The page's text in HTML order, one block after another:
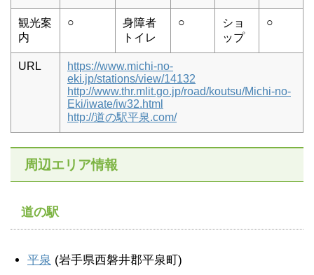
観光案
内
○
身障者
トイレ
○
ショ
ップ
○
URL
https://www.michi-no-
eki.jp/stations/view/14132
http://www.thr.mlit.go.jp/road/koutsu/Michi-no-
Eki/iwate/iw32.html
http://道の駅平泉.com/
周辺エリア情報
道の駅
平泉 (岩手県西磐井郡平泉町)